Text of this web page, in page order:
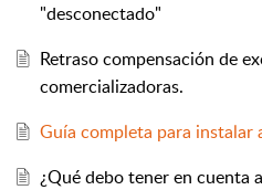
"desconectado"
Retraso compensación de
comercializadoras.
Guía completa para instalar
¿Qué debo tener en cuenta